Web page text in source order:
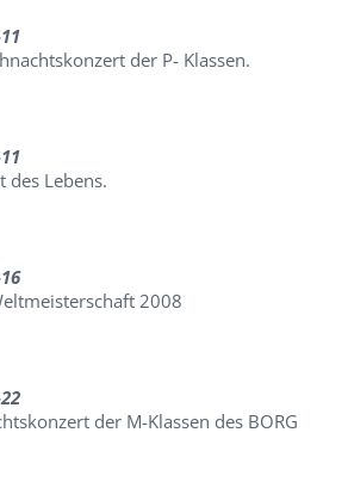
der P- Klassen.
des Lebens.
2008
der M-Klassen des BORG